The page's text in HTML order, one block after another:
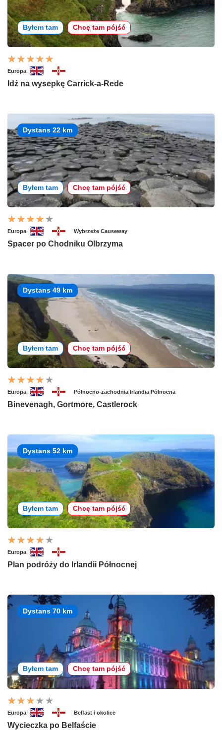
Byłem tam Chcę tam pójść
Europa
Idź na wysepkę Carrick-a-Rede
Dystans 22 km
Byłem tam Chcę tam pójść
Europa Wybrzeże Causeway
Spacer po Chodniku Olbrzyma
Dystans 49 km
Byłem tam Chcę tam pójść
Europa Północno-zachodnia Irlandia Północna
Binevenagh, Gortmore, Castlerock
Dystans 52 km
Byłem tam Chcę tam pójść
Europa
Plan podróży do Irlandii Północnej
Dystans 70 km
Byłem tam Chcę tam pójść
Europa Belfast i okolice
Wycieczka po Belfaście